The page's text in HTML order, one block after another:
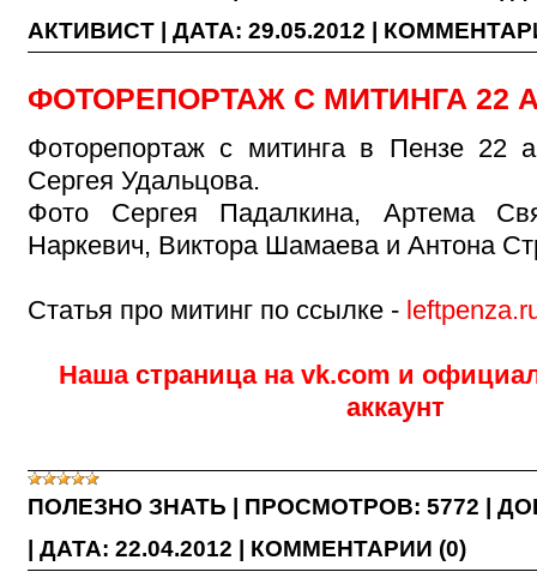
АКТИВИСТ
ДАТА: 29.05.2012
ФОТОРЕПОРТАЖ С МИТИНГА 22
Фоторепортаж с митинга в Пензе 22
Сергея Удальцова.
Фото Сергея Падалкина, Артема
Наркевич, Виктора Шамаева и Антона
Статья про митинг по ссылке -
Наша страницана vk.com и
аккаунт
ПОЛЕЗНО ЗНАТЬ ПРОСМОТРОВ: 5772
ДАТА: 22.04.2012 КОММЕНТАРИИ (0)